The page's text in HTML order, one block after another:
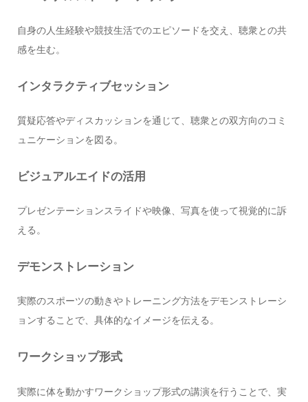
自身の人生経験や競技生活でのエピソードを交え、聴衆との共
感を生む。
インタラクティブセッション
質疑応答やディスカッションを通じて、聴衆との双方向のコミ
ュニケーションを図る。
ビジュアルエイドの活用
プレゼンテーションスライドや映像、写真を使って視覚的に訴
える。
デモンストレーション
実際のスポーツの動きやトレーニング方法をデモンストレーシ
ョンすることで、具体的なイメージを伝える。
ワークショップ形式
実際に体を動かすワークショップ形式の講演を行うことで、実